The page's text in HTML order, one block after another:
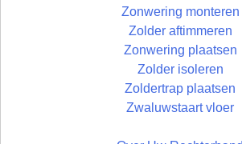
Zonwering monteren
Zolder aftimmeren
Zonwering plaatsen
Zolder isoleren
Zoldertrap plaatsen
Zwaluwstaart vloer